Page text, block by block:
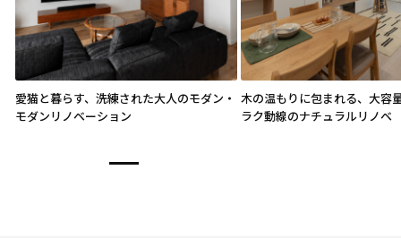
愛猫と暮らす、洗練された大人のモダン・
モダンリノベーション
木の温もりに包まれる、大容
ラク動線のナチュラルリノベ